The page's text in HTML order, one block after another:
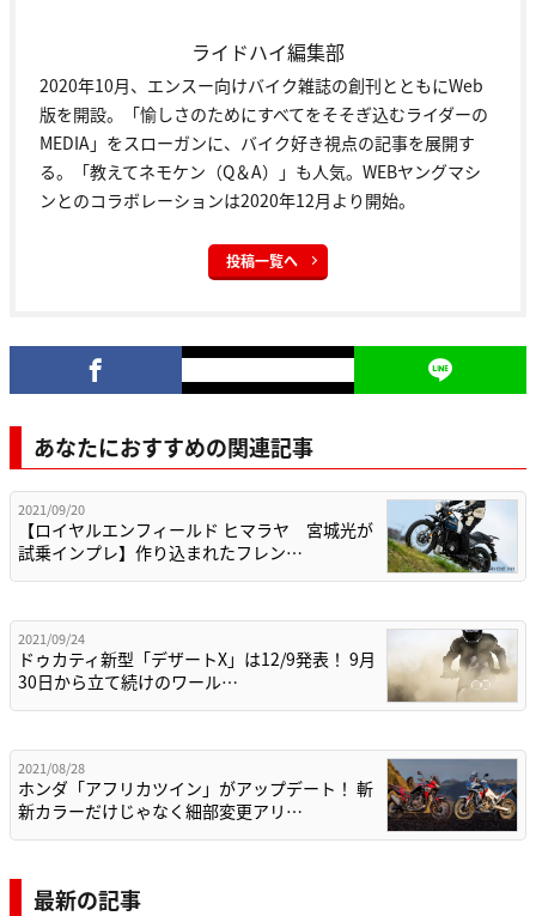
ライドハイ編集部
2020年10月、エンスー向けバイク雑誌の創刊とともにWeb
版を開設。「愉しさのためにすべてをそそぎ込むライダーの
MEDIA」をスローガンに、バイク好き視点の記事を展開す
る。「教えてネモケン（Q＆A）」も人気。WEBヤングマシ
ンとのコラボレーションは2020年12月より開始。
投稿一覧へ
あなたにおすすめの関連記事
2021/09/20
【ロイヤルエンフィールド ヒマラヤ 宮城光が
試乗インプレ】作り込まれたフレン…
2021/09/24
ドゥカティ新型「デザートX」は12/9発表！ 9月
30日から立て続けのワール…
2021/08/28
ホンダ「アフリカツイン」がアップデート！ 斬
新カラーだけじゃなく細部変更アリ…
最新の記事